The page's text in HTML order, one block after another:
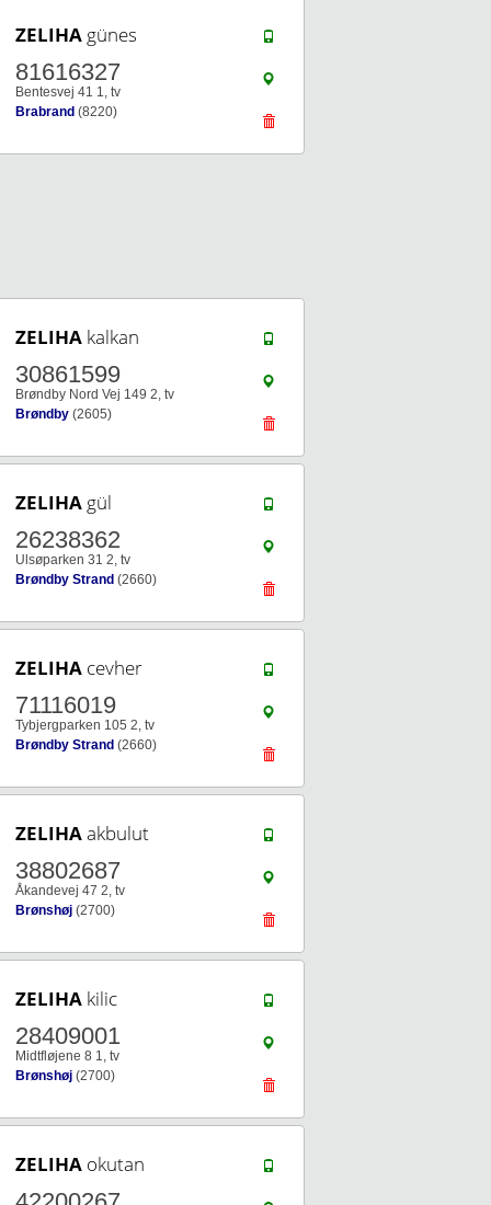
ZELIHA günes
81616327
Bentesvej 41 1, tv
Brabrand (8220)
ZELIHA kalkan
30861599
Brøndby Nord Vej 149 2, tv
Brøndby (2605)
ZELIHA gül
26238362
Ulsøparken 31 2, tv
Brøndby Strand (2660)
ZELIHA cevher
71116019
Tybjergparken 105 2, tv
Brøndby Strand (2660)
ZELIHAakbulut
38802687
Åkandevej 47 2, tv
Brønshøj (2700)
ZELIHA kilic
28409001
Midtfløjene 8 1, tv
Brønshøj (2700)
ZELIHA okutan